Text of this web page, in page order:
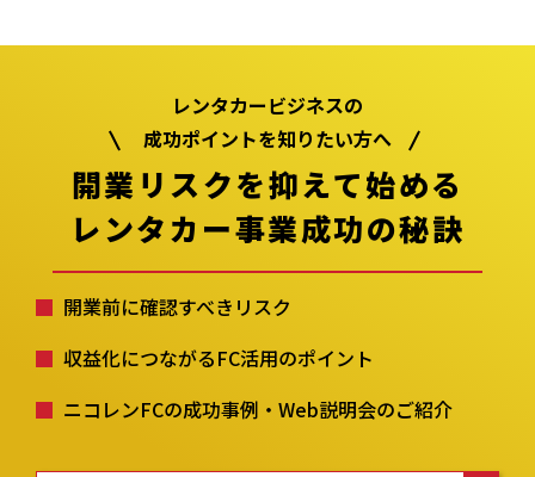
レンタカービジネスの
成功ポイントを知りたい方へ
開業リスクを抑えて始める
レンタカー事業成功の秘訣
開業前に確認すべきリスク
収益化につながるFC活用のポイント
ニコレンFCの成功事例・Web説明会のご紹介